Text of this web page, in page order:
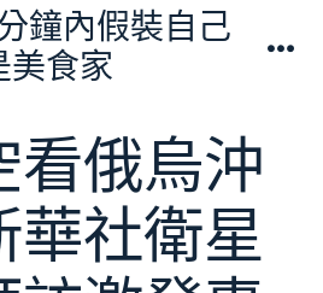
鐘內假裝自己
美食家
看俄烏沖
華社衛星